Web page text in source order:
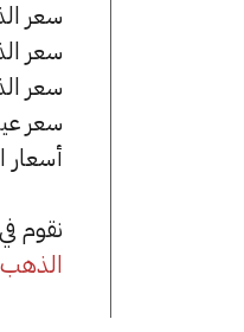
سعر الذهب عيار 21 وزن 50
سعر الذهب عيار 21 وزن 100
سعر الذهب عيار 21 وزن 150
سعر عيار 21 وزن 200 جرام 1396000 جنيه للشراء،
أسعار الذهب عيار 21 وزن
نقوم في مصر 365 بعمل تغطية مميزة لكافة
الذهب